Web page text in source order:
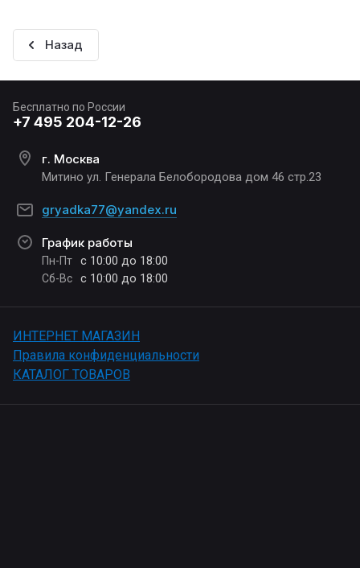
Назад
Бесплатно по России
+7 495 204-12-26
г. Москва
Митино ул. Генерала Белобородова дом 46 стр.23
gryadka77@yandex.ru
График работы
Пн-Пт с 10:00 до 18:00
Сб-Вс с 10:00 до 18:00
ИНТЕРНЕТ МАГАЗИН
Правила конфиденциальности
КАТАЛОГ ТОВАРОВ